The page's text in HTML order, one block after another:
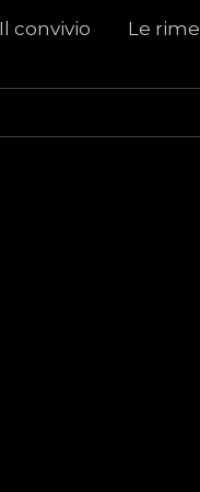
Il convivio
Le rime